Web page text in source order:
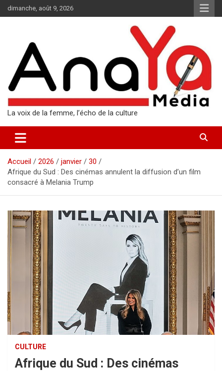
Aller
au
dimanche, août 9, 2026
La voix de la femme, l’écho de la culture
Accueil 2026 janvier
30
Afrique du Sud : Des cinémas annulent la diffusion d’un film
consacré à Melania Trump
CULTURE
Afrique du Sud : Des cinémas